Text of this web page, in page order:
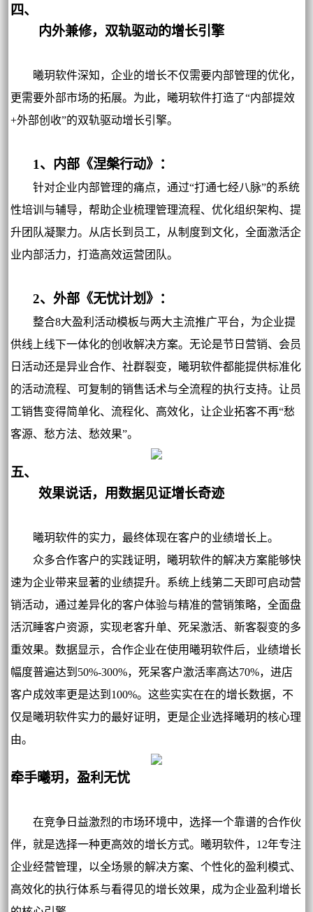
四、
内外兼修，双轨驱动的增长引擎
曦玥软件深知，企业的增长不仅需要内部管理的优化，
更需要外部市场的拓展。为此，曦玥软件打造了“内部提效
+外部创收”的双轨驱动增长引擎。
1、内部《涅槃行动》：
针对企业内部管理的痛点，通过“打通七经八脉”的系统
性培训与辅导，帮助企业梳理管理流程、优化组织架构、提
升团队凝聚力。从店长到员工，从制度到文化，全面激活企
业内部活力，打造高效运营团队。
2、外部《无忧计划》：
整合8大盈利活动模板与两大主流推广平台，为企业提
供线上线下一体化的创收解决方案。无论是节日营销、会员
日活动还是异业合作、社群裂变，曦玥软件都能提供标准化
的活动流程、可复制的销售话术与全流程的执行支持。让员
工销售变得简单化、流程化、高效化，让企业拓客不再“愁
客源、愁方法、愁效果”。
五、
效果说话，用数据见证增长奇迹
曦玥软件的实力，最终体现在客户的业绩增长上。
众多合作客户的实践证明，曦玥软件的解决方案能够快
速为企业带来显著的业绩提升。系统上线第二天即可启动营
销活动，通过差异化的客户体验与精准的营销策略，全面盘
活沉睡客户资源，实现老客升单、死呆激活、新客裂变的多
重效果。数据显示，合作企业在使用曦玥软件后，业绩增长
幅度普遍达到50%-300%，死呆客户激活率高达70%，进店
客户成效率更是达到100%。这些实实在在的增长数据，不
仅是曦玥软件实力的最好证明，更是企业选择曦玥的核心理
由。
牵手曦玥，盈利无忧
在竞争日益激烈的市场环境中，选择一个靠谱的合作伙
伴，就是选择一种更高效的增长方式。曦玥软件，12年专注
企业经营管理，以全场景的解决方案、个性化的盈利模式、
高效化的执行体系与看得见的增长效果，成为企业盈利增长